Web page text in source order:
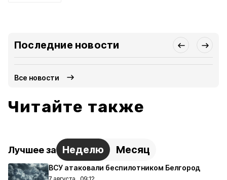
Последние новости
Все новости
Читайте также
Лучшее за Неделю Месяц
ВСУ атаковали беспилотником Белгород